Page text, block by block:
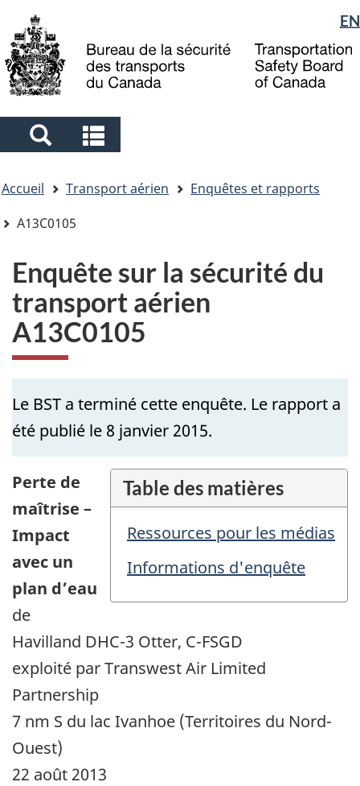
to
main
to
"About
government"
à
la
Sélection
de
la
langue
EN
Search
and
menus
and
menus
êtes
ici
Accueil Transport aérien
Enquêtes et rapports
A13C0105
Enquête sur la sécurité du
transport aérien
A13C0105
Le BST a terminé cette enquête. Le rapport a
été publié le 8 janvier 2015.
Table des matières
Ressources pour les médias
Informations d'enquête
Perte de
maîtrise –
Impact
avec un
plan d’eau
de
Havilland DHC-3 Otter, C-FSGD
exploité par Transwest Air Limited
Partnership
7 nm S du lac Ivanhoe (Territoires du Nord-
Ouest)
22 août 2013